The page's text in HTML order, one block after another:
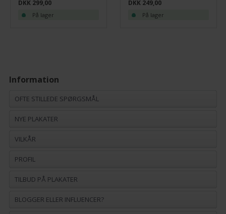
DKK 299,00
På lager
DKK 249,00
På lager
Information
OFTE STILLEDE SPØRGSMÅL
NYE PLAKATER
VILKÅR
PROFIL
TILBUD PÅ PLAKATER
BLOGGER ELLER INFLUENCER?